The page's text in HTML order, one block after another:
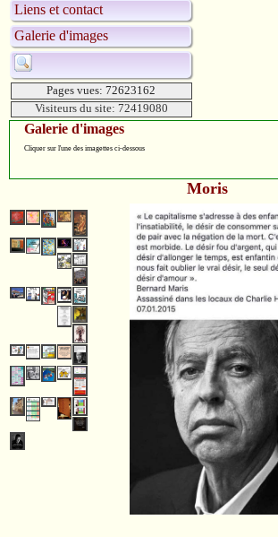
Liens et contact
Galerie d'images
Pages vues: 72623162
Visiteurs du site: 72419080
Galerie d'images
Cliquer sur l'une des imagettes ci-dessous
Moris